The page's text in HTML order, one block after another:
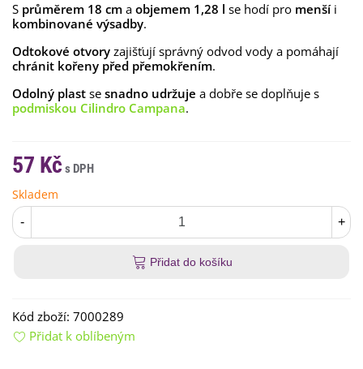
S průměrem 18 cm a objemem 1,28 l se hodí pro menšíi
kombinované výsadby.
Odtokové otvory zajišťují správný odvod vody a pomáhají
chránit kořeny před přemokřením.
Odolný plast se snadno udržuje a dobře se doplňuje s
podmiskou Cilindro Campana.
57 Kč
Skladem
- +
Přidat do košíku
Kód zboží: 7000289
Přidat k oblíbeným